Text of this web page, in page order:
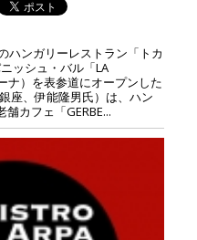
ハンガリーレストラン「トカ
ッシュ・バル「LA
ナ）を表参道にオープンした
座、伊能隆男氏）は、ハン
カフェ「GERBE...